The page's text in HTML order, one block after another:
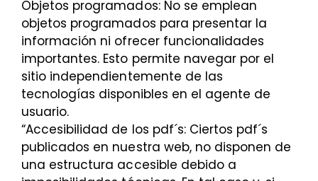
Objetos programados: No se emplean
objetos programados para presentar la
información ni ofrecer funcionalidades
importantes. Esto permite navegar por el
sitio independientemente de las
tecnologías disponibles en el agente de
usuario.
“Accesibilidad de los pdf´s: Ciertos pdf´s
publicados en nuestra web, no disponen de
una estructura accesible debido a